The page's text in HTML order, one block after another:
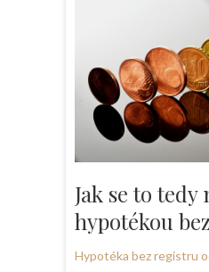
Jak se to tedy
hypotékou
Hypotéka bez registru